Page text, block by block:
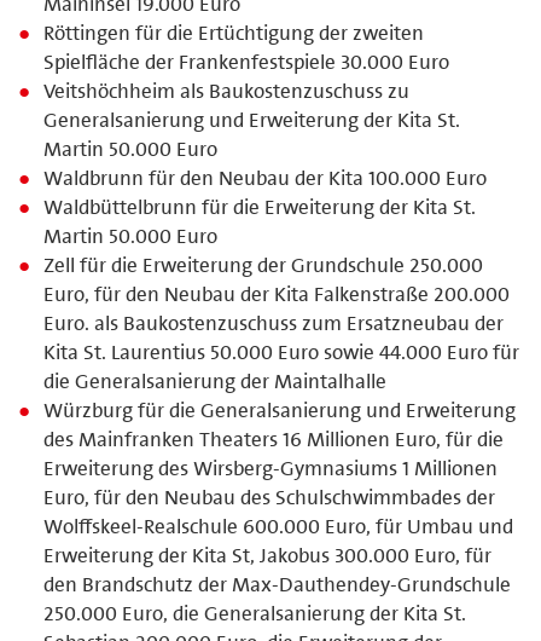
Röttingen für die Ertüchtigung der zweiten
Spielfläche der Frankenfestspiele 30.000 Euro
Veitshöchheim als Baukostenzuschuss zu
Generalsanierung und Erweiterung der Kita St.
Martin 50.000 Euro
Waldbrunn für den Neubau der Kita 100.000 Euro
Waldbüttelbrunn für die Erweiterung der Kita St.
Martin 50.000 Euro
Zell für die Erweiterung der Grundschule 250.000
Euro, für den Neubau der Kita Falkenstraße 200.000
Euro. als Baukostenzuschuss zum Ersatzneubau der
Kita St. Laurentius 50.000 Euro sowie 44.000 Euro für
die Generalsanierung der Maintalhalle
Würzburg für die Generalsanierung und Erweiterung
des Mainfranken Theaters 16 Millionen Euro, für die
Erweiterung des Wirsberg-Gymnasiums 1 Millionen
Euro, für den Neubau des Schulschwimmbades der
Wolffskeel-Realschule 600.000 Euro, für Umbau und
Erweiterung der Kita St, Jakobus 300.000 Euro, für
den Brandschutz der Max-Dauthendey-Grundschule
250.000 Euro, die Generalsanierung der Kita St.